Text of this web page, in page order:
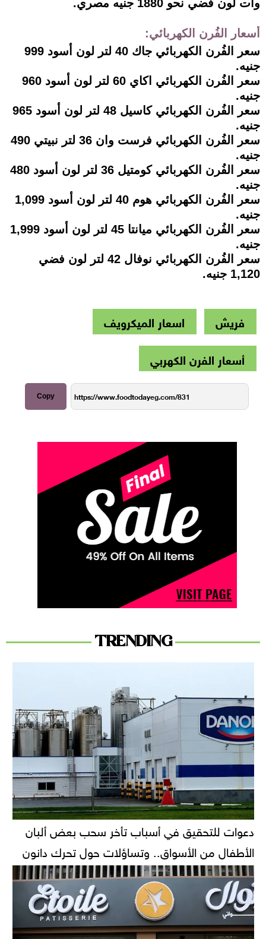
وات لون فضي نحو 1880 جنيه مصري.
أسعار الفُرن الكهربائي:
سعر الفُرن الكهربائي جاك 40 لتر لون أسود 999
جنيه.
سعر الفُرن الكهربائي اكاي 60 لتر لون أسود 960
جنيه.
سعر الفُرن الكهربائي كاسيل 48 لتر لون أسود 965
جنيه.
سعر الفُرن الكهربائي فرست وان 36 لتر نبيتي 490
جنيه.
سعر الفُرن الكهربائي كومتيل 36 لتر لون أسود 480
جنيه.
سعر الفُرن الكهربائي هوم 40 لتر لون أسود 1,099
جنيه.
سعر الفُرن الكهربائي ميانتا 45 لتر لون أسود 1,999
جنيه.
سعر الفُرن الكهربائي نوفال 42 لتر لون فضي
1,120 جنيه.
فريش
اسعار الميكرويف
أسعار الفرن الكهربي
Copy
TRENDING
دعوات للتحقيق في أسباب تأخر سحب بعض ألبان
الأطفال من الأسواق.. وتساؤلات حول تحرك دانون